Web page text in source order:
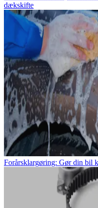
dækskifte
Forårsklargøring: Gør din bil